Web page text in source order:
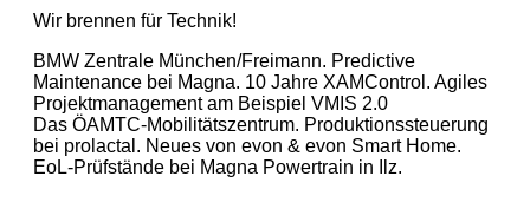
Wir brennen für Technik!
BMW Zentrale München/Freimann. Predictive
Maintenance bei Magna. 10 Jahre XAMControl. Agiles
Projektmanagement am Beispiel VMIS 2.0
Das ÖAMTC-Mobilitätszentrum. Produktionssteuerung
bei prolactal. Neues von evon & evon Smart Home.
EoL-Prüfstände bei Magna Powertrain in Ilz.